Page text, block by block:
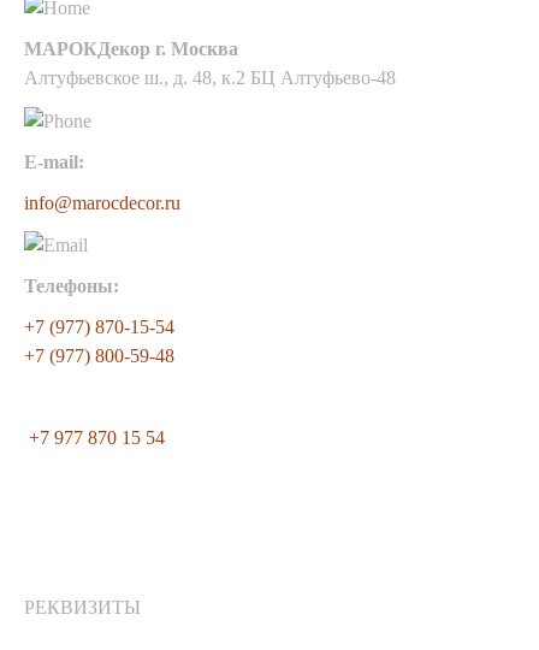
МАРОКДекор г. Москва
Алтуфьевское ш., д. 48, к.2 БЦ Алтуфьево-48
E-mail:
info@marocdecor.ru
Телефоны:
+7 (977) 870-15-54
+7 (977) 800-59-48
+7 977 870 15 54
РЕКВИЗИТЫ